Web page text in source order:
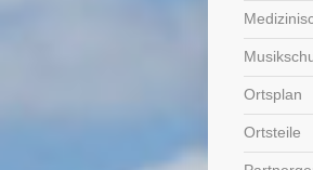
Ortsplan
Ortsteile